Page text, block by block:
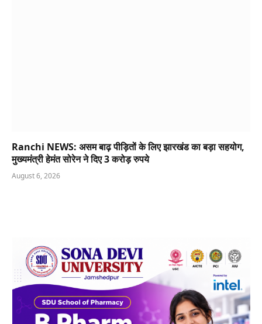
Ranchi NEWS: असम बाढ़ पीड़ितों के लिए झारखंड का बड़ा सहयोग,
मुख्यमंत्री हेमंत सोरेन ने दिए 3 करोड़ रुपये
August 6, 2026